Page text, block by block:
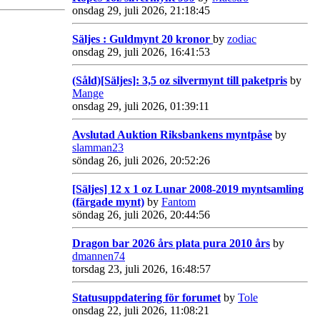
onsdag 29, juli 2026, 21:18:45
Säljes : Guldmynt 20 kronor by zodiac
onsdag 29, juli 2026, 16:41:53
(Såld)[Säljes]: 3,5 oz silvermynt till paketpris by
Mange
onsdag 29, juli 2026, 01:39:11
Avslutad Auktion Riksbankens myntpåse by
slamman23
söndag 26, juli 2026, 20:52:26
[Säljes] 12 x 1 oz Lunar 2008-2019 myntsamling
(färgade mynt) by Fantom
söndag 26, juli 2026, 20:44:56
Dragon bar 2026 års plata pura 2010 års by
dmannen74
torsdag 23, juli 2026, 16:48:57
Statusuppdatering för forumet by Tole
onsdag 22, juli 2026, 11:08:21